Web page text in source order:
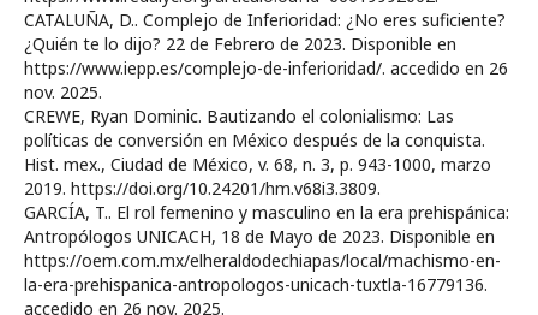
CATALUÑA, D.. Complejo de Inferioridad: ¿No eres suficiente?
¿Quién te lo dijo? 22 de Febrero de 2023. Disponible en
https://www.iepp.es/complejo-de-inferioridad/. accedido en 26
nov. 2025.
CREWE, Ryan Dominic. Bautizando el colonialismo: Las
políticas de conversión en México después de la conquista.
Hist. mex., Ciudad de México, v. 68, n. 3, p. 943-1000, marzo
2019. https://doi.org/10.24201/hm.v68i3.3809.
GARCÍA, T.. El rol femenino y masculino en la era prehispánica:
Antropólogos UNICACH, 18 de Mayo de 2023. Disponible en
https://oem.com.mx/elheraldodechiapas/local/machismo-en-
la-era-prehispanica-antropologos-unicach-tuxtla-16779136.
accedido en 26 nov. 2025.